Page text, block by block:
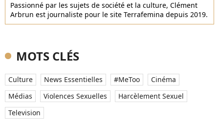
Passionné par les sujets de société et la culture, Clément
Arbrun est journaliste pour le site Terrafemina depuis 2019.
MOTS CLÉS
Culture News Essentielles #MeToo
Cinéma
Médias
Violences Sexuelles
Harcèlement Sexuel
Television